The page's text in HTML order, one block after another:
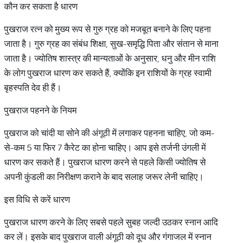
कौन कर सकता है धारण
पुखराज रत्न को मुख्य रूप से गुरु ग्रह को मजबूत बनाने के लिए पहना
जाता है। गुरु ग्रह का संबंध शिक्षा, सुख-समृद्धि पिता और संतान से माना
जाता है। ज्योतिष शास्त्र की मान्यताओं के अनुसार, धनु और मीन राशि
के लोग पुखराज धारण कर सकते हैं, क्योंकि इन राशियों के ग्रह स्वामी
बृहस्पति देव ही हैं।
पुखराज पहनने के नियम
पुखराज को चांदी या सोने की अंगूठी में लगाकर पहनना चाहिए, जो कम-
से-कम 5 या फिर 7 कैरेट का होना चाहिए। आप इसे तर्जनी उंगली में
धारण कर सकते हैं। पुखराज धारण करने से पहले किसी ज्योतिष से
अपनी कुंडली का निरीक्षण कराने के बाद सलाह जरूर लेनी चाहिए।
इस विधि से करें धारण
पुखराज धारण करने के लिए सबसे पहले सुबह जल्दी उठकर स्नान आदि
कर लें। इसके बाद पुखराज वाली अंगूठी को दूध और गंगाजल में स्नान